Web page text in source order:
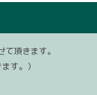
頂きます。
す。）